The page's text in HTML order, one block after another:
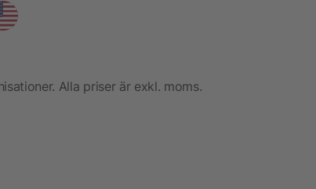
Alla priser är exkl. moms.